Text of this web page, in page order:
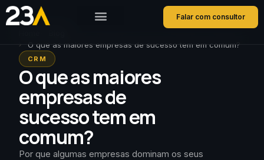
Falar com consultor
O que as maiores empresas de sucesso tem em comum?
CRM
O que as maiores
empresas de
sucesso tem em
comum?
Por que algumas empresas dominam os seus